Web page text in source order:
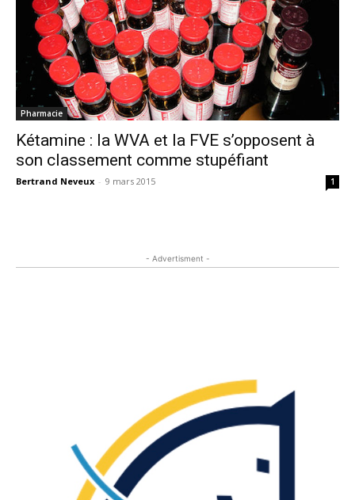
Pharmacie
Kétamine : la WVA et la FVE s’opposent à
son classement comme stupéfiant
Bertrand Neveux - 9 mars 2015 1
- Advertisment -